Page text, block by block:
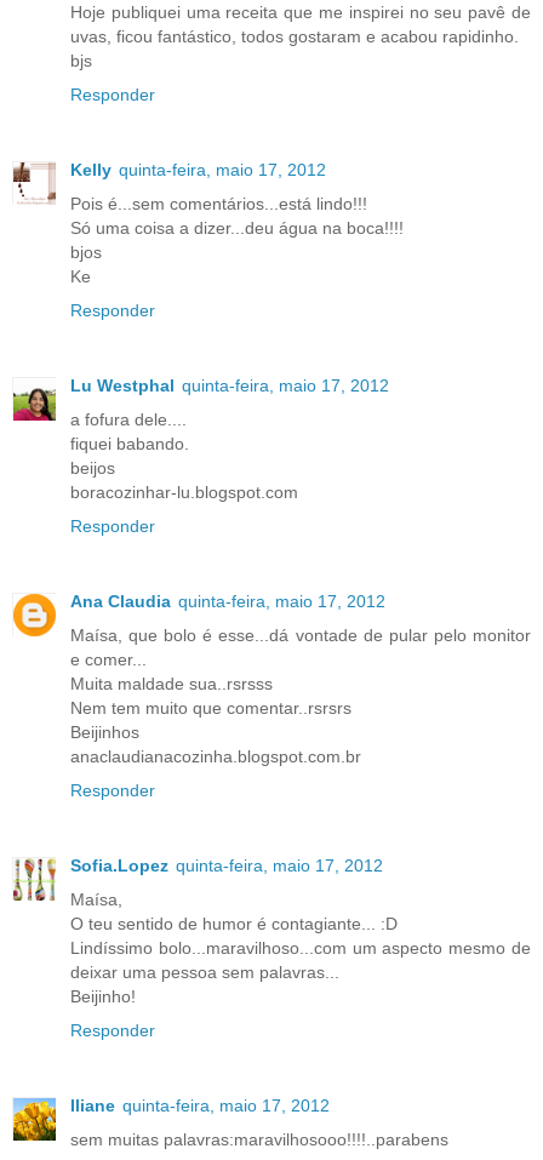
Hoje publiquei uma receita que me inspirei no seu pavê de
uvas, ficou fantástico, todos gostaram e acabou rapidinho.
bjs
Responder
Kelly quinta-feira, maio 17, 2012
Pois é...sem comentários...está lindo!!!
Só uma coisa a dizer...deu água na boca!!!!
bjos
Ke
Responder
Lu Westphal quinta-feira, maio 17, 2012
a fofura dele....
fiquei babando.
beijos
boracozinhar-lu.blogspot.com
Responder
Ana Claudia quinta-feira, maio 17, 2012
Maísa, que bolo é esse...dá vontade de pular pelo monitor
e comer...
Muita maldade sua..rsrsss
Nem tem muito que comentar..rsrsrs
Beijinhos
anaclaudianacozinha.blogspot.com.br
Responder
Sofia.Lopez quinta-feira, maio 17, 2012
Maísa,
O teu sentido de humor é contagiante... :D
Lindíssimo bolo...maravilhoso...com um aspecto mesmo de
deixar uma pessoa sem palavras...
Beijinho!
Responder
Iliane quinta-feira, maio 17, 2012
sem muitas palavras:maravilhosooo!!!!..parabens